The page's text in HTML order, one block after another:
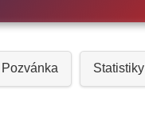
Pozvánka Statistiky